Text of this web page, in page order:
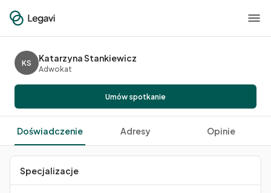
KS Katarzyna Stankiewicz
Adwokat
Umów spotkanie
Doświadczenie Adresy Opinie
Specjalizacje